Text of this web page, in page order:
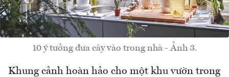
10 ý tưởng đưa cây vào trong nhà - Ảnh 3.
Khung cảnh hoàn hảo cho một khu vườn trong